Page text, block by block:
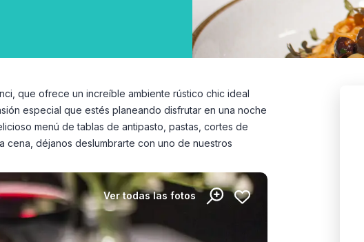
que ofrece un increíble ambiente rústico chic ideal
especial que estés planeando disfrutar en una noche
menú de tablas de antipasto, pastas, cortes de
cena, déjanos deslumbrarte con uno de nuestros
Ver todas las fotos